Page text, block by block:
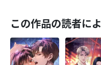
この作品の読者に